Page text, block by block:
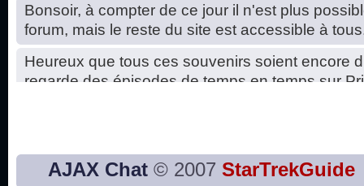
Bonsoir, à compter de ce jour il n'est plus
forum, mais le reste du site est accessible à
Heureux que tous ces souvenirs soient encore
regarde des épisodes de temps en temps sur
Bon, 2020, ça n'a pas trop marché. JE vous
AJAX Chat © 2007 StarTrekGuide